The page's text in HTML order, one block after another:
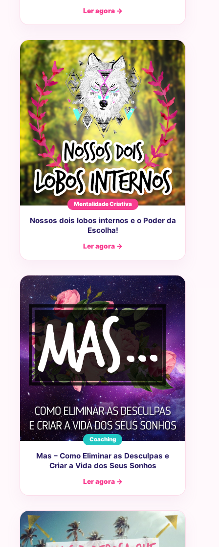
Ler agora →
Mentalidade Criativa
Nossos dois lobos internos e o Poder da
Escolha!
Ler agora →
Coaching
Mas – Como Eliminar as Desculpas e
Criar a Vida dos Seus Sonhos
Ler agora →